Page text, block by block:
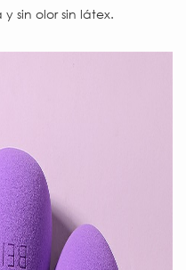
sin olor sin látex.